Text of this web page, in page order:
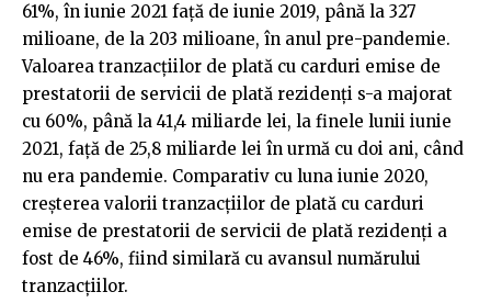
61%, în iunie 2021 față de iunie 2019, până la 327
milioane, de la 203 milioane, în anul pre-pandemie.
Valoarea tranzacţiilor de plată cu carduri emise de
prestatorii de servicii de plată rezidenţi s-a majorat
cu 60%, până la 41,4 miliarde lei, la finele lunii iunie
2021, față de 25,8 miliarde lei în urmă cu doi ani, când
nu era pandemie. Comparativ cu luna iunie 2020,
creșterea valorii tranzacțiilor de plată cu carduri
emise de prestatorii de servicii de plată rezidenţi a
fost de 46%, fiind similară cu avansul numărului
tranzacțiilor.